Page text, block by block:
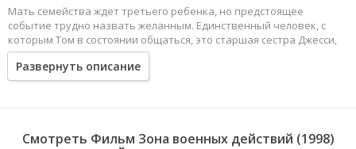
Мать семейства ждет третьего ребенка, но предстоящее
событие трудно назвать желанным. Единственный человек, с
которым Том в состоянии общаться, это старшая сестра Джесси,
которую связывают какие-то странные отношения с отцом.
Вскоре Том поймет, что неслучайно считал отца чужим
человеком. Он вообще много чего поймет...
Развернуть описание
Смотреть Фильм Зона военных действий (1998)